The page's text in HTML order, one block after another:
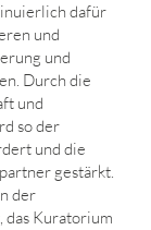
dafür
und
und
Durch die
und
so der
und die
gestärkt.
der
das Kuratorium